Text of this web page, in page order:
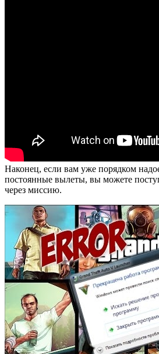
Наконец, если вам уже порядком
постоянные вылеты, вы можете
через миссию.